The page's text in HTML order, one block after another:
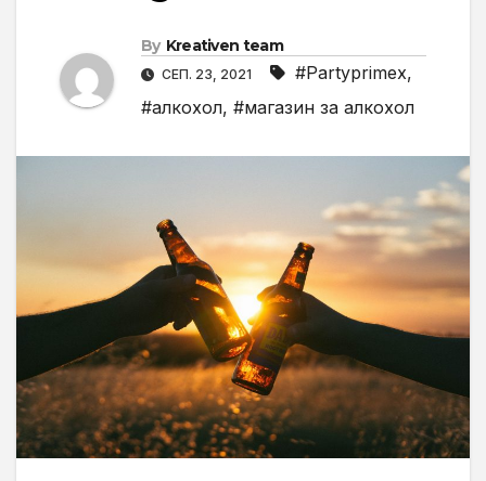
By Kreativen team
СЕП. 23, 2021 #Partyprimex,
#алкохол, #магазин за алкохол